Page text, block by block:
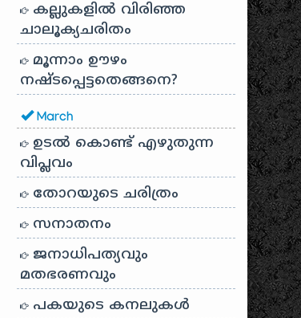
കല്ലുകളിൽ വിരിഞ്ഞ
ചാലൂക്യചരിതം
മൂന്നാം ഊഴം
നഷ്ടപ്പെട്ടതെങ്ങനെ?
March
ഉടൽ കൊണ്ട് എഴുതുന്ന
വിപ്ലവം
തോറയുടെ ചരിത്രം
സനാതനം
ജനാധിപത്യവും
മതഭരണവും
പകയുടെ കനലുകൾ